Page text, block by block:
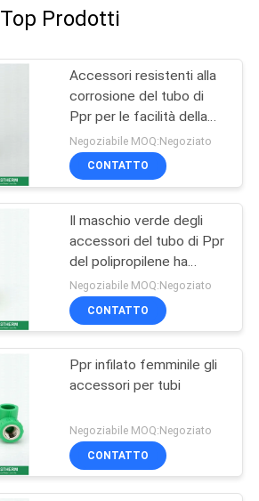
Top Prodotti
Accessori resistenti alla
corrosione del tubo di
Ppr per le facilità della
piscina
Negoziabile MOQ:Negoziato
CONTATTO
Il maschio verde degli
accessori del tubo di Ppr
del polipropilene ha
infilato la dimensione del
sindacato 20-110
millimetri
Negoziabile MOQ:Negoziato
CONTATTO
Ppr infilato femminile gli
accessori per tubi
Negoziabile MOQ:Negoziato
CONTATTO